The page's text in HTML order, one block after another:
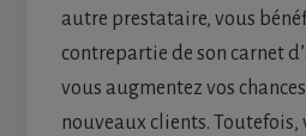
autre prestataire, vous
contrepartie de son carnet
vous augmentez vos
nouveaux clients. Toutefois,